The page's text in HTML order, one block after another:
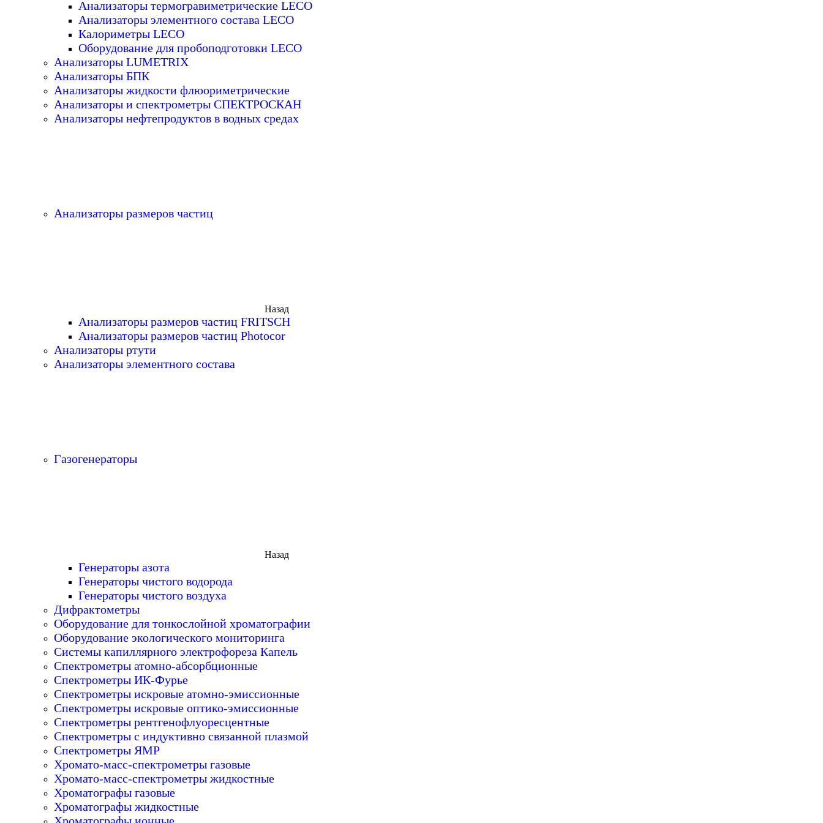
Анализаторы термогравиметрические LECO
Анализаторы элементного состава LECO
Калориметры LECO
Оборудование для пробоподготовки LECO
Анализаторы LUMETRIX
Анализаторы БПК
Анализаторы жидкости флюориметрические
Анализаторы и спектрометры СПЕКТРОСКАН
Анализаторы нефтепродуктов в водных средах
Анализаторы размеров частиц
Назад
Анализаторы размеров частиц FRITSCH
Анализаторы размеров частиц Photocor
Анализаторы ртути
Анализаторы элементного состава
Газогенераторы
Назад
Генераторы азота
Генераторы чистого водорода
Генераторы чистого воздуха
Дифрактометры
Оборудование для тонкослойной хроматографии
Оборудование экологического мониторинга
Системы капиллярного электрофореза Капель
Спектрометры атомно-абсорбционные
Спектрометры ИК-Фурье
Спектрометры искровые атомно-эмиссионные
Спектрометры искровые оптико-эмиссионные
Спектрометры рентгенофлуоресцентные
Спектрометры с индуктивно связанной плазмой
Спектрометры ЯМР
Хромато-масс-спектрометры газовые
Хромато-масс-спектрометры жидкостные
Хроматографы газовые
Хроматографы жидкостные